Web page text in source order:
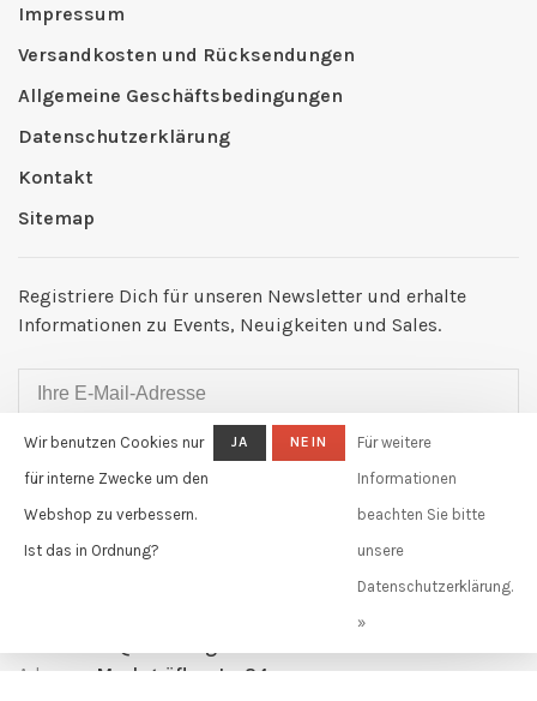
Impressum
Versandkosten und Rücksendungen
Allgemeine Geschäftsbedingungen
Datenschutzerklärung
Kontakt
Sitemap
Registriere Dich für unseren Newsletter und erhalte
Informationen zu Events, Neuigkeiten und Sales.
ABONNIEREN
By signing up, you agree to our Privacy Policy.
Claudia Güdel GmbH
Adresse:Markgräflerstr. 34
Wir benutzen Cookies nur
für interne Zwecke um den
Webshop zu verbessern.
Ist das in Ordnung?
JA NEIN
Für weitere
Informationen
beachten Sie bitte
unsere
Datenschutzerklärung.
»